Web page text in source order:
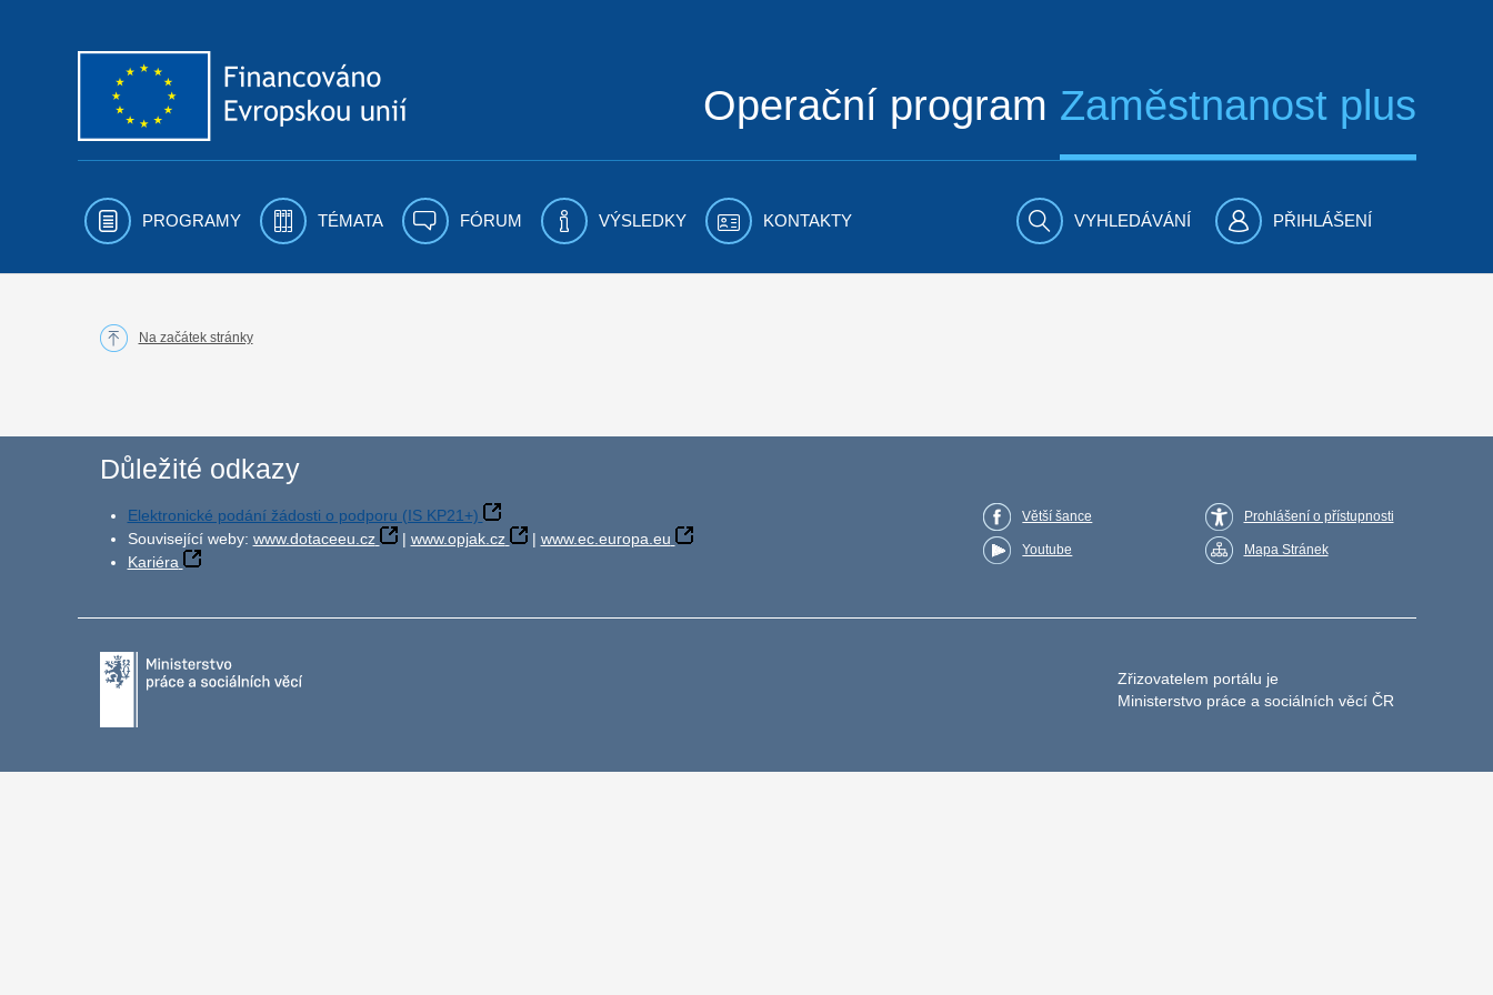
Operační program Zaměstnanost plus
PROGRAMY TÉMATA FÓRUM VÝSLEDKY KONTAKTY VYHLEDÁVÁNÍ PŘIHLÁŠENÍ
Na začátek stránky
Důležité odkazy
Elektronické podání žádosti o podporu (IS KP21+)
Související weby: www.dotaceeu.cz | www.opjak.cz | www.ec.europa.eu
Kariéra
Větší šance
Youtube
Prohlášení o přístupnosti
Mapa Stránek
Zřizovatelem portálu je
Ministerstvo práce a sociálních věcí ČR